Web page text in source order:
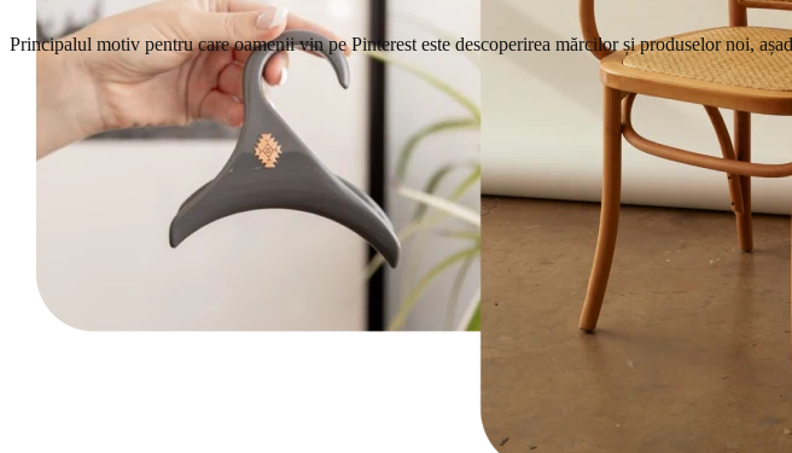
Principalul motiv pentru care oamenii vin pe Pinterest este descoperirea mărcilor și produselor noi,